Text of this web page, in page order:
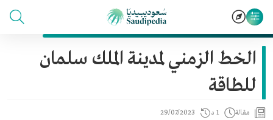
الخط الزمني لمدينة الملك سلمان
للطاقة
مقالة 1 د 29/07/2023